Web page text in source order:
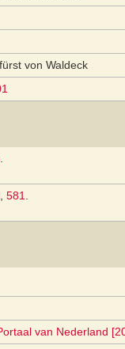
von Waldeck
581
van Nederland